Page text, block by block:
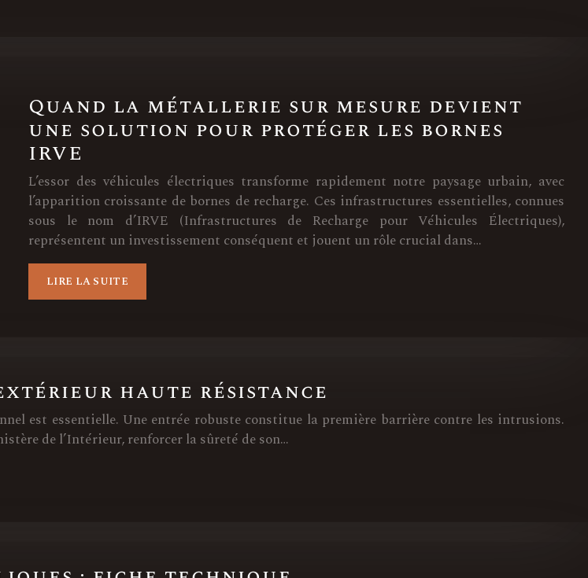
Quand la métallerie sur mesure devient
une solution pour protéger les bornes
IRVE
L’essor des véhicules électriques transforme rapidement notre paysage urbain, avec
l’apparition croissante de bornes de recharge. Ces infrastructures essentielles, connues
sous le nom d’IRVE (Infrastructures de Recharge pour Véhicules Électriques),
représentent un investissement conséquent et jouent un rôle crucial dans…
LIRE LA SUITE
haute résistance
est essentielle. Une entrée robuste constitue la première barrière contre les intrusions.
de l’Intérieur, renforcer la sûreté de son…